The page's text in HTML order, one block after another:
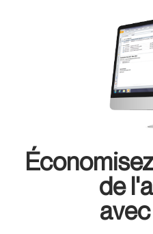
de